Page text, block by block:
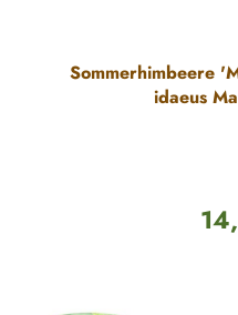
Sommerhimbeere
idaeus